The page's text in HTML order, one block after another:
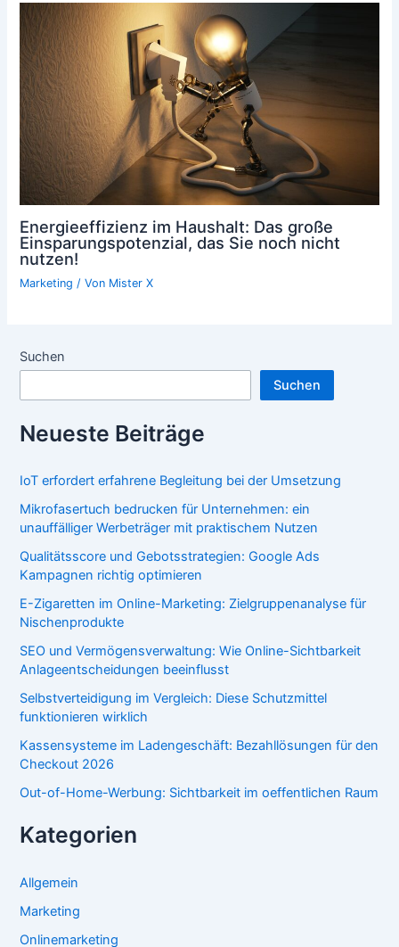
Energieeffizienz im Haushalt: Das große
Einsparungspotenzial, das Sie noch nicht
nutzen!
Marketing / Von Mister X
Suchen
Suchen
Neueste Beiträge
IoT erfordert erfahrene Begleitung bei der Umsetzung
Mikrofasertuch bedrucken für Unternehmen: ein
unauffälliger Werbeträger mit praktischem Nutzen
Qualitätsscore und Gebotsstrategien: Google Ads
Kampagnen richtig optimieren
E-Zigaretten im Online-Marketing: Zielgruppenanalyse für
Nischenprodukte
SEO und Vermögensverwaltung: Wie Online-Sichtbarkeit
Anlageentscheidungen beeinflusst
Selbstverteidigung im Vergleich: Diese Schutzmittel
funktionieren wirklich
Kassensysteme im Ladengeschäft: Bezahllösungen für den
Checkout 2026
Out-of-Home-Werbung: Sichtbarkeit im oeffentlichen Raum
Kategorien
Allgemein
Marketing
Onlinemarketing